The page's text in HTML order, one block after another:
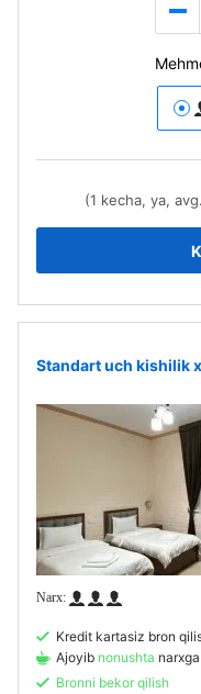
(1 kecha, ya,
Standart uch kishilik
Kredit kartasiz bron
Ajoyib nonushta
Bronni bekor qilish